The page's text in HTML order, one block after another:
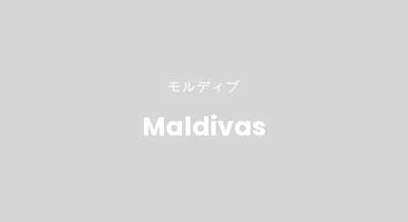
モルディブ
Maldivas